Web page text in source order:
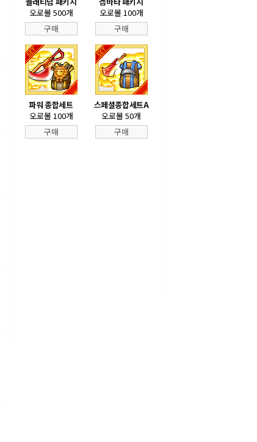
오로볼 500개
구매
오로볼 100개
구매
파워 종합세트
오로볼 100개
구매
스페셜종합세트A
오로볼 50개
구매